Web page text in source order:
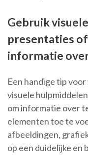
Gebruik
presentaties
informatie
Een handige tip
visuele
om informatie over
elementen toe te
afbeeldingen,
op een duidelijke en